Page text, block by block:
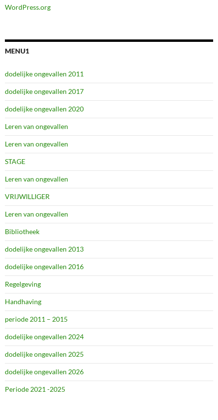
WordPress.org
MENU1
dodelijke ongevallen 2011
dodelijke ongevallen 2017
dodelijke ongevallen 2020
Leren van ongevallen
Leren van ongevallen
STAGE
Leren van ongevallen
VRIJWILLIGER
Leren van ongevallen
Bibliotheek
dodelijke ongevallen 2013
dodelijke ongevallen 2016
Regelgeving
Handhaving
periode 2011 – 2015
dodelijke ongevallen 2024
dodelijke ongevallen 2025
dodelijke ongevallen 2026
Periode 2021 -2025